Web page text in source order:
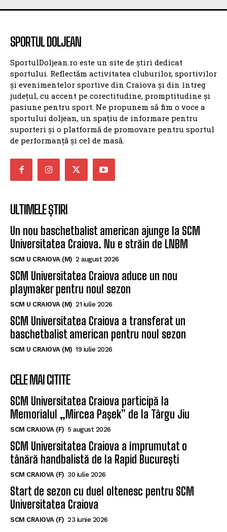
SPORTUL DOLJEAN
SportulDoljean.ro este un site de știri dedicat
sportului. Reflectăm activitatea cluburilor, sportivilor
și evenimentelor sportive din Craiova și din întreg
județul, cu accent pe corectitudine, promptitudine și
pasiune pentru sport. Ne propunem să fim o voce a
sportului doljean, un spațiu de informare pentru
suporteri și o platformă de promovare pentru sportul
de performanță și cel de masă.
ULTIMELE ȘTIRI
Un nou baschetbalist american ajunge la SCM
Universitatea Craiova. Nu e străin de LNBM
SCM U CRAIOVA (M) 2 august 2026
SCM Universitatea Craiova aduce un nou
playmaker pentru noul sezon
SCM U CRAIOVA (M) 21 iulie 2026
SCM Universitatea Craiova a transferat un
baschetbalist american pentru noul sezon
SCM U CRAIOVA (M) 19 iulie 2026
CELE MAI CITITE
SCM Universitatea Craiova participă la
Memorialul „Mircea Pașek” de la Târgu Jiu
SCM CRAIOVA (F) 5 august 2026
SCM Universitatea Craiova a împrumutat o
tânără handbalistă de la Rapid București
SCM CRAIOVA (F) 30 iulie 2026
Start de sezon cu duel oltenesc pentru SCM
Universitatea Craiova
SCM CRAIOVA (F) 23 iunie 2026